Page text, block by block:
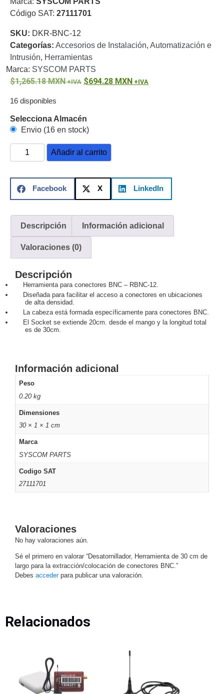
o
de
VideoTransceptores
de Video
Cables y
Conectores
a
RCAAudio
y
Coaxial y
ConectoresCables
Armados -
CoaxialCategoría
5eFibra
Alimentación
y
ElectricidadRG59
Tipo
CaPTelefónico
/ DVI /
HDMI
Cámaras
IP y NVRs
Ambientes
Decodificadores
Video
/ Eyeball /
TurretFisheye
y
Motorizado NVRs
Network
Video
-
CajaPTZTérmicas
/ 4G /
Inalámbricas
Cámaras
/ AHD /
HD-TVI
Domo
/ Eyeball /
Turret EspecialesLente
MotorizadoOcultas
Código SAT: 27111701
SKU: DKR-BNC-12
Categorías: Accesorios de Instalación, Automatización e
Intrusión, Herramientas
Marca: SYSCOM PARTS
1,265.18MXN 694.28 MXN
16 disponibles
Selecciona Almacén
Envio (16 en stock)
Añadir al carrito
Facebook X LinkedIn
Descripción Información adicional
Valoraciones (0)
Descripción
Herramienta para conectores BNC – RBNC-12.
Diseñada para facilitar el acceso a conectores en ubicaciones
de alta densidad.
La cabeza está formada específicamente para conectores BNC.
El Socket se extiende 20cm. desde el mango y la longitud total
es de 30cm.
Información adicional
Peso
0.20 kg
Dimensiones
30 × 1 × 1 cm
Marca
SYSCOM PARTS
Codigo SAT
27111701
Valoraciones
No hay valoraciones aún.
Sé el primero en valorar “Desatornillador, Herramienta de 30 cm de
largo para la extracción/colocación de conectores BNC.”
Debes accederpara publicar una valoración.
Relacionados